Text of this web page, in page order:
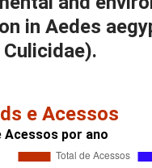
in Aedes
e Acessos
Acessos por ano